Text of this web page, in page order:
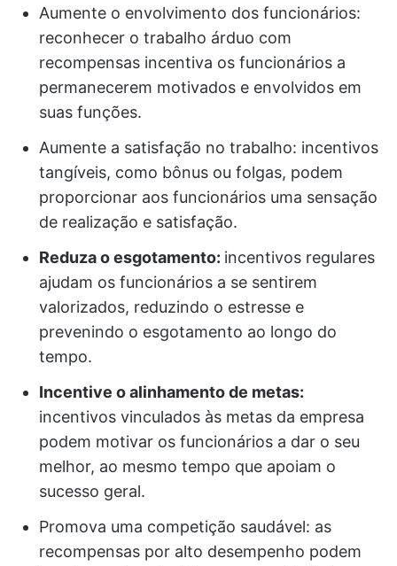
Aumente o envolvimento dos funcionários:
reconhecer o trabalho árduo com
recompensas incentiva os funcionários a
permanecerem motivados e envolvidos em
suas funções.
Aumente a satisfação no trabalho: incentivos
tangíveis, como bônus ou folgas, podem
proporcionar aos funcionários uma sensação
de realização e satisfação.
Reduza o esgotamento: incentivos regulares
ajudam os funcionários a se sentirem
valorizados, reduzindo o estresse e
prevenindo o esgotamento ao longo do
tempo.
Incentive o alinhamento de metas:
incentivos vinculados às metas da empresa
podem motivar os funcionários a dar o seu
melhor, ao mesmo tempo que apoiam o
sucesso geral.
Promova uma competição saudável: as
recompensas por alto desempenho podem